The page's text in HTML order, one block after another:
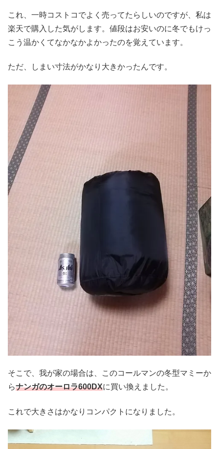
これ、一時コストコでよく売ってたらしいのですが、私は
楽天で購入した気がします。値段はお安いのに冬でもけっ
こう温かくてなかなかよかったのを覚えています。
ただ、しまい寸法がかなり大きかったんです。
そこで、我が家の場合は、このコールマンの冬型マミーか
らナンガのオーロラ600DXに買い換えました。
これで大きさはかなりコンパクトになりました。